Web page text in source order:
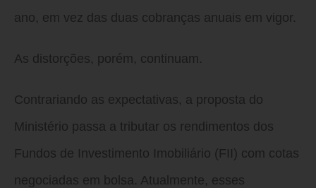
ano, em vez das duas cobranças anuais em vigor.
As distorções, porém, continuam.
Contrariando as expectativas, a proposta do
Ministério passa a tributar os rendimentos dos
Fundos de Investimento Imobiliário (FII) com cotas
negociadas em bolsa. Atualmente, esses